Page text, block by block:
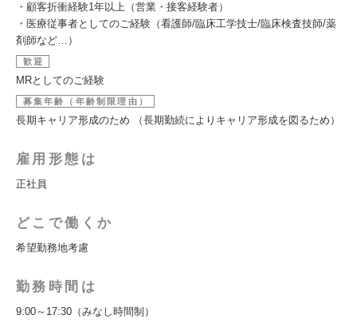
・顧客折衝経験1年以上（営業・接客経験者）
・医療従事者としてのご経験（看護師/臨床工学技士/臨床検査技師/薬
剤師など…）
歓迎
MRとしてのご経験
募集年齢（年齢制限理由）
長期キャリア形成のため （長期勤続によりキャリア形成を図るため）
雇用形態は
正社員
どこで働くか
希望勤務地考慮
勤務時間は
9:00～17:30（みなし時間制）